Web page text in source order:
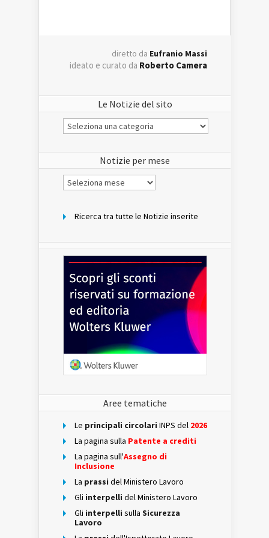
diretto da Eufranio Massi
ideato e curato da Roberto Camera
Le Notizie del sito
Le
Notizie
Notizie per mese
Notizie
per
Ricerca tra tutte le Notizie inserite
Aree tematiche
Le principali circolari INPS del 2026
La pagina sulla Patente a crediti
La pagina sull'Assegno di
Inclusione
La prassi del Ministero Lavoro
Gli interpelli del Ministero Lavoro
Gli interpelli sulla Sicurezza
Lavoro